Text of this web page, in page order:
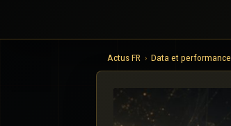
Actus FR Data et performance